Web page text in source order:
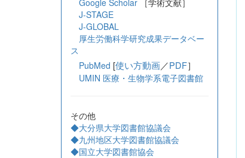
J-STAGE
J-GLOBAL
厚生労働科学研究成果データベー
ス
PubMed [使い方動画／PDF］
UMIN 医療・生物学系電子図書館
その他
◆大分県大学図書館協議会
◆九州地区大学図書館協議会
◆国立大学図書館協会